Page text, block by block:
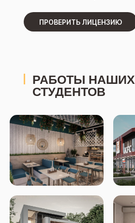
ПРОВЕРИТЬ ЛИЦЕНЗИЮ
РАБОТЫ НАШИХ
СТУДЕНТОВ